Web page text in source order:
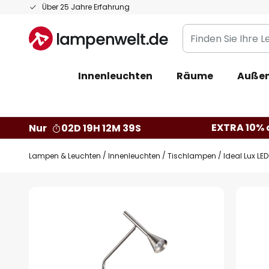
Über 25 Jahre Erfahrung
Zum
springen
Finden
Sie
Leuchte...
Innenleuchten Räume
Nur
02D 19H 12M 38S EXTRA
Lampen & Leuchten Innenleuchten Tischlampen Ideal Lux